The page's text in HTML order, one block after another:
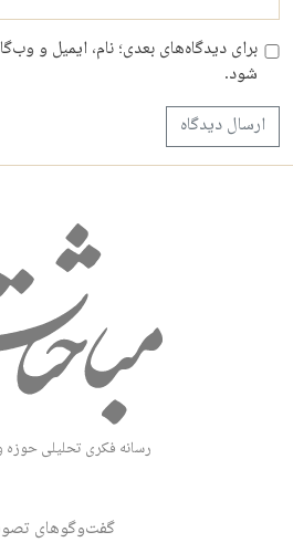
برای دیدگاه‌های بعدی؛ نام، ایمیل و
شود.
رسانه فکری تحلیلی
گفت‌وگوهای